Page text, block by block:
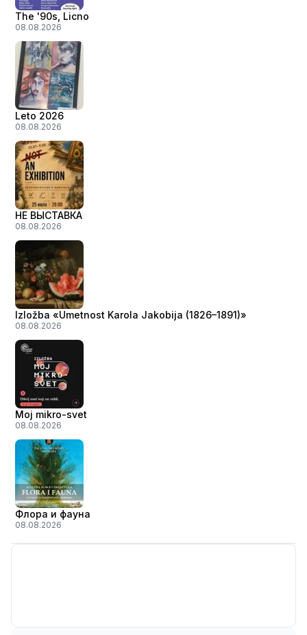
The '90s, Licno
08.08.2026
Leto 2026
08.08.2026
НЕ ВЫСТАВКА
08.08.2026
Izložba «Umetnost Karola Jakobija (1826–1891)»
08.08.2026
Moj mikro-svet
08.08.2026
Флора и фауна
08.08.2026